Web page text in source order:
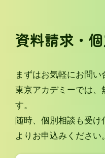
資料請求・
まずはお気軽にお問い
東京アカデミーでは、
す。
随時、個別相談も受
よりお申込みください。